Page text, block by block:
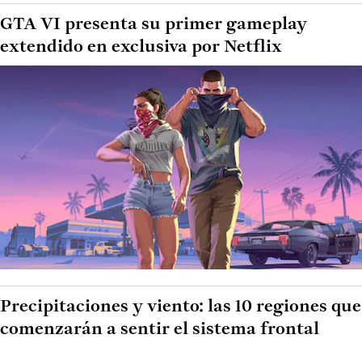
GTA VI presenta su primer gameplay
extendido en exclusiva por Netflix
Precipitaciones y viento: las 10 regiones que
comenzarán a sentir el sistema frontal